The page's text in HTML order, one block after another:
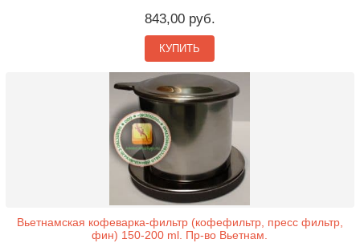
843,00 руб.
КУПИТЬ
Вьетнамская кофеварка-фильтр (кофефильтр, пресс фильтр,
фин) 150-200 ml. Пр-во Вьетнам.